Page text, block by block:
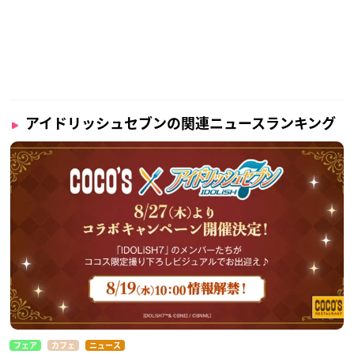
アイドリッシュセブンの関連ニュースランキング
フェア カフェ ニュース